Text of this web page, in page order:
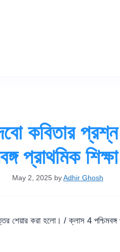
কবিতার
প্রাথমিক
May 2, 2025 byAdhir Ghosh
শেয়ার করা হলো। / ক্লাস 4 পশ্চিমবঙ্গ